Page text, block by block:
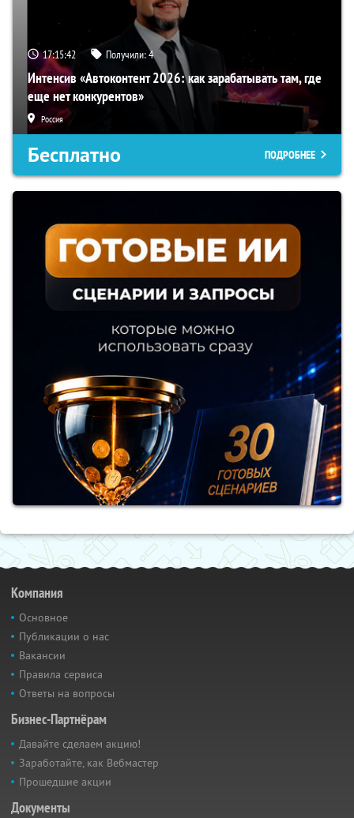
17:15:40 Получили:4
Интенсив «Автоконтент 2026: как зарабатывать там, где
еще нет конкурентов»
Россия
Бесплатно ПОДРОБНЕЕ
Компания
Основное
Публикации о нас
Вакансии
Правила сервиса
Ответы на вопросы
Бизнес-Партнёрам
Давайте сделаем акцию!
Заработайте, как Вебмастер
Прошедшие акции
Документы